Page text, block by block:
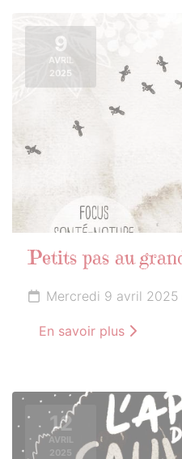
9
AVRIL
2025
Petits pas au
Mercredi 9 avril 2025
En savoir plus
12
AVRIL
2025